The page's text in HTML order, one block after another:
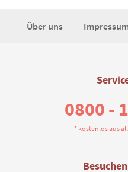
Über uns
0800 -
* kostenlos aus